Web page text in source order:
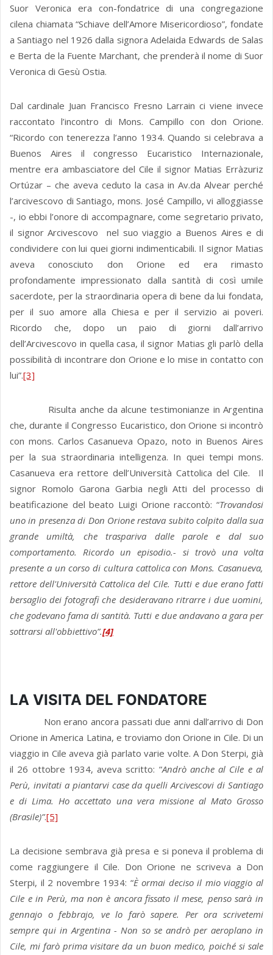
Suor Veronica era con-fondatrice di una congregazione
cilena chiamata “Schiave dell’Amore Misericordioso”, fondate
a Santiago nel 1926 dalla signora Adelaida Edwards de Salas
e Berta de la Fuente Marchant, che prenderà il nome di Suor
Veronica di Gesù Ostia.
Dal cardinale Juan Francisco Fresno Larrain ci viene invece
raccontato l’incontro di Mons. Campillo con don Orione.
“Ricordo con tenerezza l’anno 1934. Quando si celebrava a
Buenos Aires il congresso Eucaristico Internazionale,
mentre era ambasciatore del Cile il signor Matias Erràzuriz
Ortúzar – che aveva ceduto la casa in Av.da Alvear perché
l’arcivescovo di Santiago, mons. José Campillo, vi alloggiasse
-, io ebbi l’onore di accompagnare, come segretario privato,
il signor Arcivescovo nel suo viaggio a Buenos Aires e di
condividere con lui quei giorni indimenticabili. Il signor Matias
aveva conosciuto don Orione ed era rimasto
profondamente impressionato dalla santità di così umile
sacerdote, per la straordinaria opera di bene da lui fondata,
per il suo amore alla Chiesa e per il servizio ai poveri.
Ricordo che, dopo un paio di giorni dall’arrivo
dell’Arcivescovo in quella casa, il signor Matias gli parlò della
possibilità di incontrare don Orione e lo mise in contatto con
lui”.[3]
Risulta anche da alcune testimonianze in Argentina
che, durante il Congresso Eucaristico, don Orione si incontrò
con mons. Carlos Casanueva Opazo, noto in Buenos Aires
per la sua straordinaria intelligenza. In quei tempi mons.
Casanueva era rettore dell’Università Cattolica del Cile. Il
signor Romolo Garona Garbia negli Atti del processo di
beatificazione del beato Luigi Orione raccontò: “Trovandosi
uno in presenza di Don Orione restava subito colpito dalla sua
grande umiltà, che traspariva
dalle parole e dal suo
comportamento. Ricordo un episodio.- si trovò una volta
presente a un corso di cultura cattolica con Mons. Casanueva,
rettore dell'Università Cattolica del Cile. Tutti e due erano fatti
bersaglio dei fotografi che desideravano ritrarre i due uomini,
che godevano fama di santità. Tutti e due andavano a gara per
sottrarsi all'obbiettivo”.[4]
LA VISITA DEL FONDATORE
Non erano ancora passati due anni dall’arrivo di Don
Orione in America Latina, e troviamo don Orione in Cile. Di un
viaggio in Cile aveva già parlato varie volte. A Don Sterpi, già
il 26 ottobre 1934, aveva scritto: “Andrò anche al Cile e al
Perù, invitati a piantarvi case da quelli Arcivescovi di Santiago
e di Lima. Ho accettato una vera missione al Mato Grosso
(Brasile)”.[5]
La decisione sembrava già presa e si poneva il problema di
come raggiungere il Cile. Don Orione ne scriveva a Don
Sterpi, il 2 novembre 1934: “È ormai deciso il mio viaggio al
Cile e in Perù, ma non è ancora fissato il mese, penso sarà in
gennajo o febbrajo, ve lo farò sapere. Per ora scrivetemi
sempre qui in Argentina - Non so se andrò per aeroplano in
Cile, mi farò prima visitare da un buon medico, poiché si sale